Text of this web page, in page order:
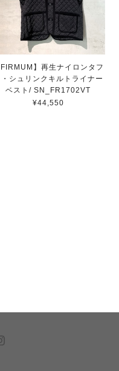
FIRMUM】再生ナイロンタフ
・シュリンクキルトライナー
ベスト/ SN_FR1702VT
¥44,550